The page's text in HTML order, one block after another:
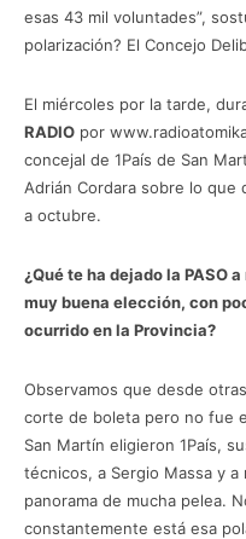
esas 43 mil voluntades”,
polarización? El Concejo
El miércoles por la tarde,
RADIO por
concejal de 1País de San
Adrián Cordara sobre lo que
a octubre.
¿Qué te ha dejado la PASO
muy buena elección, con
ocurrido en la Provincia?
Observamos que desde
corte de boleta pero no fue
San Martín eligieron 1País,
técnicos, a Sergio Massa y
panorama de mucha pelea.
constantemente está esa